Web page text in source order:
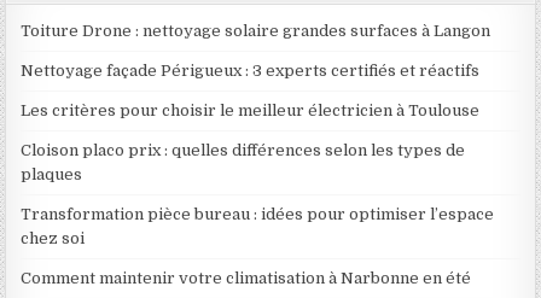
Toiture Drone : nettoyage solaire grandes surfaces à Langon
Nettoyage façade Périgueux : 3 experts certifiés et réactifs
Les critères pour choisir le meilleur électricien à Toulouse
Cloison placo prix : quelles différences selon les types de
plaques
Transformation pièce bureau : idées pour optimiser l’espace
chez soi
Comment maintenir votre climatisation à Narbonne en été